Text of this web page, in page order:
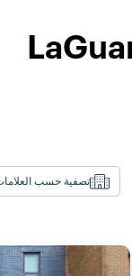
تصفية حسب